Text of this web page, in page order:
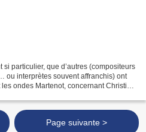
si particulier, que d’autres (compositeurs
ou interprètes souvent affranchis) ont
ondes Martenot, concernant Christine
Page suivante >